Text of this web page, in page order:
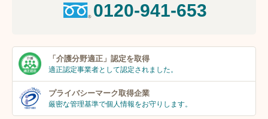
0120-941-653
「介護分野適正」 認定を取得
適正認定事業者として認定されました。
プライバシーマーク取得企業
厳密な管理基準で個人情報をお守りします。